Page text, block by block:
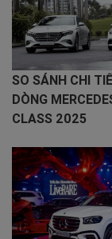
SO SÁNH CHI
DÒNG
CLASS 2025